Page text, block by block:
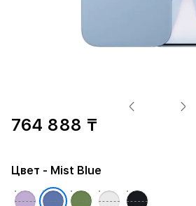
764 888 ₸
Цвет - Mist Blue